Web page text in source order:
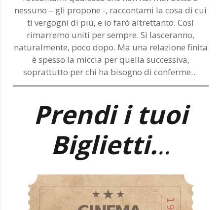
nessuno – gli propone -, raccontami la cosa di cui
ti vergogni di piú, e io farò altrettanto. Cosí
rimarremo uniti per sempre. Si lasceranno,
naturalmente, poco dopo. Ma una relazione finita
è spesso la miccia per quella successiva,
soprattutto per chi ha bisogno di conferme…
Prendi i tuoi
Biglietti...